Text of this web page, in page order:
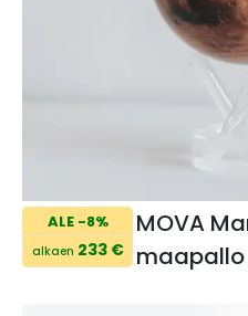
ALE -8%
alkaen 233 €
MOVA
maapallo